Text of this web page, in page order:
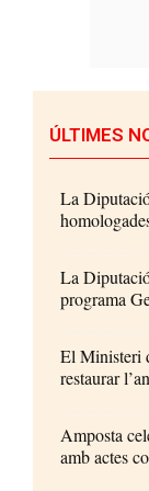
ÚLTIMES
La
La
programa
El Ministeri
restaurar
Amposta
amb actes